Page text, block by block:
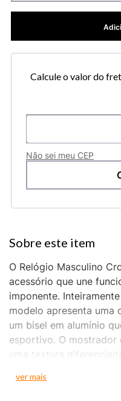
Calcule o valor do
Não sei meu CEP
O Relógio Masculino
acessório que une
imponente.
modelo apresenta uma
um bisel em alumínio
esportivo. O mostrador
uma textura
sólida em aço dourado
ver mais